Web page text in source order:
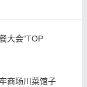
大会“TOP
商场川菜馆子